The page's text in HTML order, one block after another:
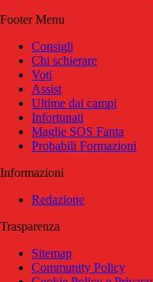
Footer Menu
Consigli
Chi schierare
Voti
Assist
Ultime dai campi
Infortunati
Maglie SOS Fanta
Probabili Formazioni
Informazioni
Redazione
Trasparenza
Sitemap
Community Policy